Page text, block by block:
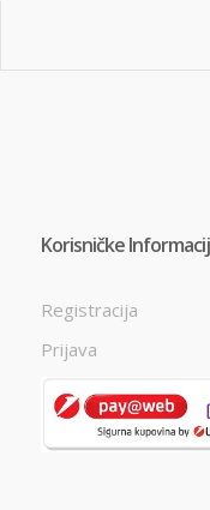
Korisničke
Registracija
Prijava